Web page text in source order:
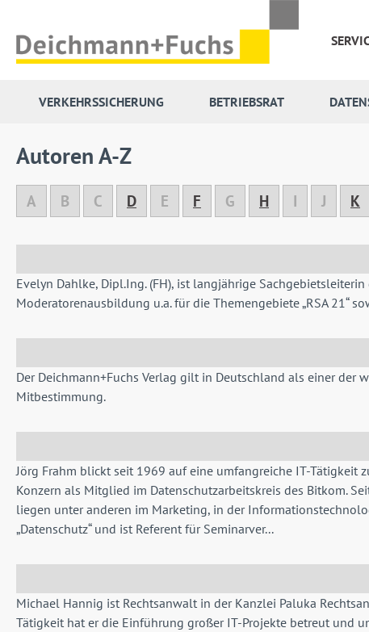
VERKEHRSSICHERUNG BETRIEBSRAT
Autoren A-Z
A B C D E F G H I J K
Evelyn Dahlke, Dipl.Ing. (FH), ist langjährige
Moderatorenausbildung u.a. für die Themengebiete „RSA 21“
Der Deichmann+Fuchs Verlag gilt in Deutschland als einer
Mitbestimmung.
Jörg Frahm blickt seit 1969 auf eine umfangreiche IT-Tätigkeit
Konzern als Mitglied im Datenschutzarbeitskreis des Bitkom.
liegen unter anderen im Marketing, in der
„Datenschutz“ und ist Referent für Seminarver...
Michael Hannig ist Rechtsanwalt in der Kanzlei Paluka
Tätigkeit hat er die Einführung großer IT-Projekte betreut und